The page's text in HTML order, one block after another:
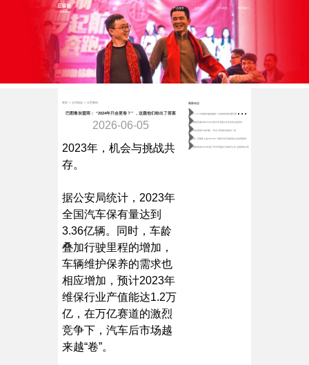
产品服务 业务合作 公司动态 联系我们
首页 > 公司动态 > 公司资讯
巴图鲁加盟商： “2024年只会更卷？” ，这题他们给出了答案
2026-06-05
2023年，机会与挑战共
存。
据公安局统计，2023年
全国汽车保有量达到
3.36亿辆。同时，车龄
叠加行驶里程的增加，
车辆维护保养的需求也
相应增加，预计2023年
维保行业产值能达1.2万
亿，在万亿赛道的激烈
竞争下，汽车后市场越
来越“卷”。
最新动态
做
了 15 年易损件越做越难？北海老板靠加盟巴图鲁稳守月近百万营收
巴图鲁受邀出席2026中国汽车流通大会并发表主题演讲
80后宝妈跨行做汽配，5年从“零基础”到独当一面
喜报！巴图鲁入选2025年广东数字经济创新型企业优秀案例
巴图鲁获得2025年度广州汽车服务行业标杆企业 品牌影响力奖